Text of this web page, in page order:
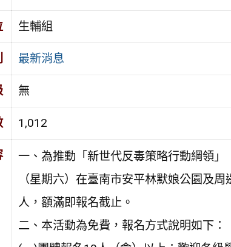
生輔組
最新消息
無
1,012
一、為推動「新世代反毒策略行動綱領
（星期六）在臺南市安平林默娘公園及
人，額滿即報名截止。
二、本活動為免費，報名方式說明如下：